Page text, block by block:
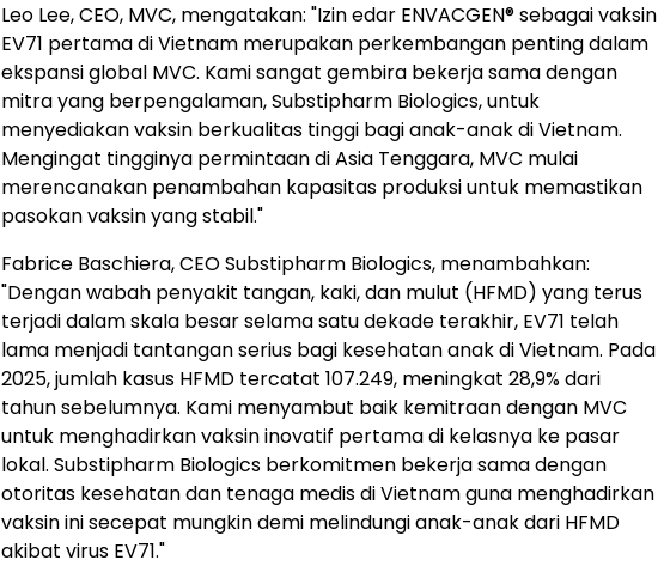
Leo Lee, CEO, MVC, mengatakan: "Izin edar ENVACGEN® sebagai vaksin
EV71 pertama di Vietnam merupakan perkembangan penting dalam
ekspansi global MVC. Kami sangat gembira bekerja sama dengan
mitra yang berpengalaman, Substipharm Biologics, untuk
menyediakan vaksin berkualitas tinggi bagi anak-anak di Vietnam.
Mengingat tingginya permintaan di Asia Tenggara, MVC mulai
merencanakan penambahan kapasitas produksi untuk memastikan
pasokan vaksin yang stabil."
Fabrice Baschiera, CEO Substipharm Biologics, menambahkan:
"Dengan wabah penyakit tangan, kaki, dan mulut (HFMD) yang terus
terjadi dalam skala besar selama satu dekade terakhir, EV71 telah
lama menjadi tantangan serius bagi kesehatan anak di Vietnam. Pada
2025, jumlah kasus HFMD tercatat 107.249, meningkat 28,9% dari
tahun sebelumnya. Kami menyambut baik kemitraan dengan MVC
untuk menghadirkan vaksin inovatif pertama di kelasnya ke pasar
lokal. Substipharm Biologics berkomitmen bekerja sama dengan
otoritas kesehatan dan tenaga medis di Vietnam guna menghadirkan
vaksin ini secepat mungkin demi melindungi anak-anak dari HFMD
akibat virus EV71."